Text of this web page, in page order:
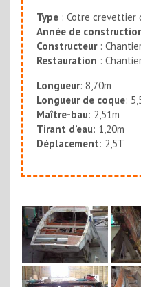
Type : Cotre crevettier
Année de
Constructeur:
Restauration :
Longueur: 8,70m
Longueur de coque:
Maître-bau: 2,51m
Tirant d’eau: 1,20m
Déplacement: 2,5T